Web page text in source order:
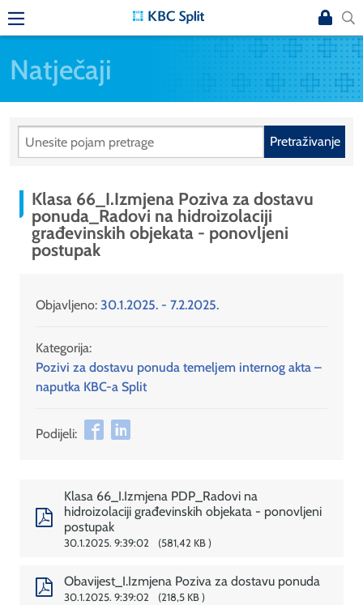
Natječaji
Pretraživanje
Klasa 66_I.Izmjena Poziva za dostavu
ponuda_Radovi na hidroizolaciji
građevinskih objekata - ponovljeni
postupak
Objavljeno: 30.1.2025. - 7.2.2025.
Kategorija:
Pozivi za dostavu ponuda temeljem internog akta –
naputka KBC-a Split
Podijeli:
Klasa 66_I.Izmjena PDP_Radovi na
hidroizolaciji građevinskih objekata - ponovljeni
postupak
30.1.2025. 9:39:02 581,42 KB
Obavijest_I.Izmjena Poziva za dostavu ponuda
30.1.2025. 9:39:02 218,5 KB